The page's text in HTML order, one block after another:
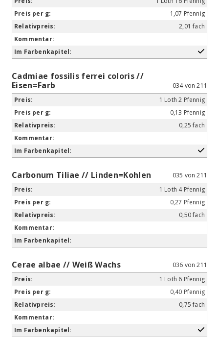
1,07 Pfennig
2,01 fach
Cadmiae fossilis ferrei coloris //
Eisen=Farb
034 von 211
1 Loth 2 Pfennig
0,13 Pfennig
0,25 fach
Carbonum Tiliae // Linden=Kohlen
035 von 211
1 Loth 4 Pfennig
0,27 Pfennig
0,50 fach
Cerae albae // Weiß Wachs
036 von 211
1 Loth 6 Pfennig
0,40 Pfennig
0,75 fach